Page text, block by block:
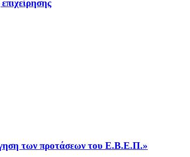
των προτάσεων του Ε.Β.Ε.Π.»